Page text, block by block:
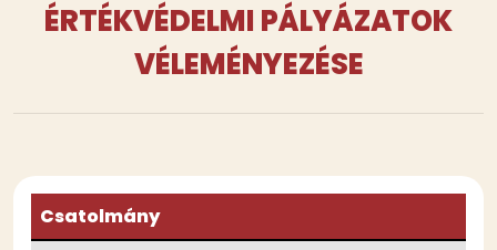
ÉRTÉKVÉDELMI PÁLYÁZATOK
VÉLEMÉNYEZÉSE
Csatolmány